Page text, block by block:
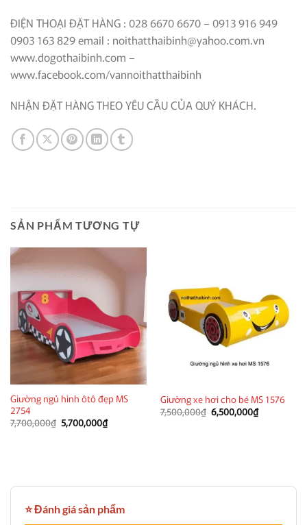
ĐIỆN THOẠI ĐẶT HÀNG : 028 6670 6670 – 0913 916 949
0903 163 829 email : noithatthaibinh@yahoo.com.vn
www.dogothaibinh.com –
www.facebook.com/vannoithatthaibinh
NHẬN ĐẶT HÀNG THEO YÊU CẦU CỦA QUÝ KHÁCH.
SẢN PHẨM TƯƠNG TỰ
Giường ngủ hình ôtô đẹp MS
2754
7,700,000₫ Giá
gốc
5,700,000₫Giá
hiện
Giường xe hơi cho bé MS 1576
7,500,000₫ Giá
gốc
6,500,000₫Giá
hiện
⭐ Đánh giá sản phẩm